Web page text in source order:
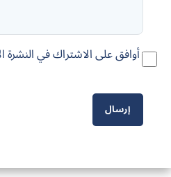
أوافق على الاشتراك في النشرة